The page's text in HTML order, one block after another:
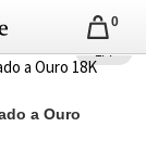
0
1/4
a Ouro